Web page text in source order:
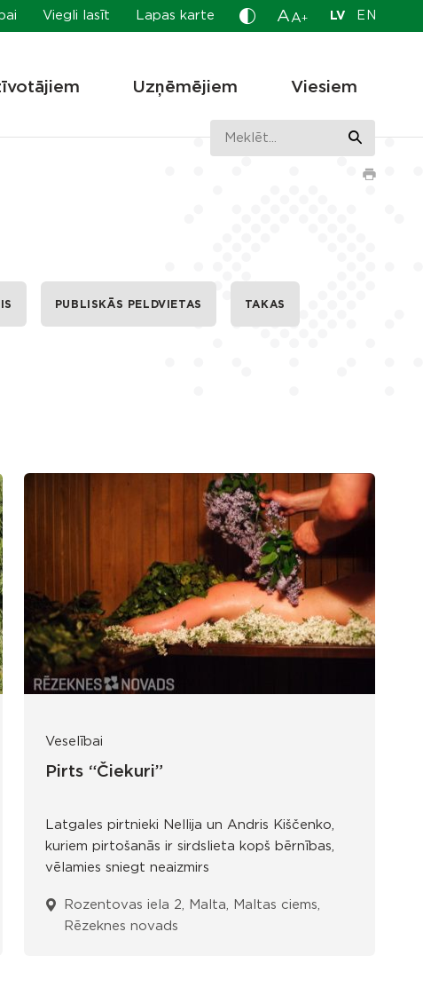
Viegli lasīt Lapas karte A A+ LV EN
Uzņēmējiem Viesiem
PUBLISKĀS PELDVIETAS TAKAS
Veselībai
Pirts “Čiekuri”
Latgales pirtnieki Nellija un Andris Kiščenko,
kuriem pirtošanās ir sirdslieta kopš bērnības,
vēlamies sniegt neaizmirs
Rozentovas iela 2, Malta, Maltas ciems,
Rēzeknes novads